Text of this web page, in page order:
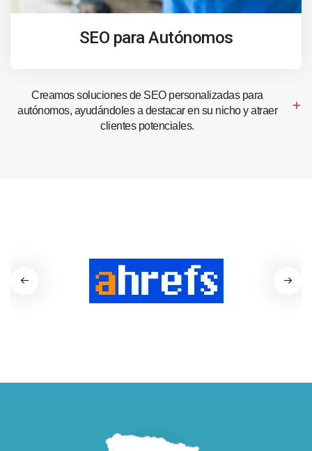
SEO para Autónomos
Creamos soluciones de SEO personalizadas para
autónomos, ayudándoles a destacar en su nicho y atraer
clientes potenciales.